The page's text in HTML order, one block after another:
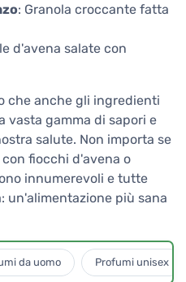
: Granola croccante fatta
d'avena salate con
che anche gli ingredienti
vasta gamma di sapori e
salute. Non importa se
fiocchi d'avena o
innumerevoli e tutte
un'alimentazione più sana
da uomo Profumi unisex